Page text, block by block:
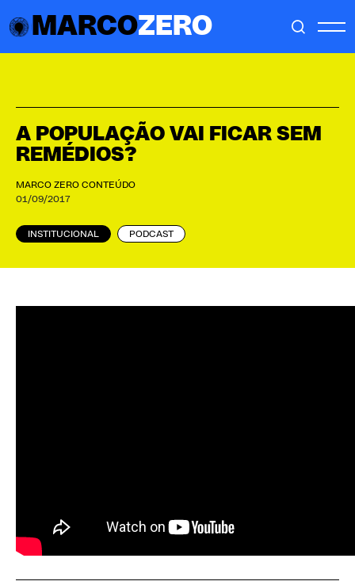
MARCOZERO
A POPULAÇÃO VAI FICAR SEM
REMÉDIOS?
MARCO ZERO CONTEÚDO
01/09/2017
INSTITUCIONAL PODCAST